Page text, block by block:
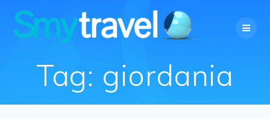
al
contenuto
Tag: giordania